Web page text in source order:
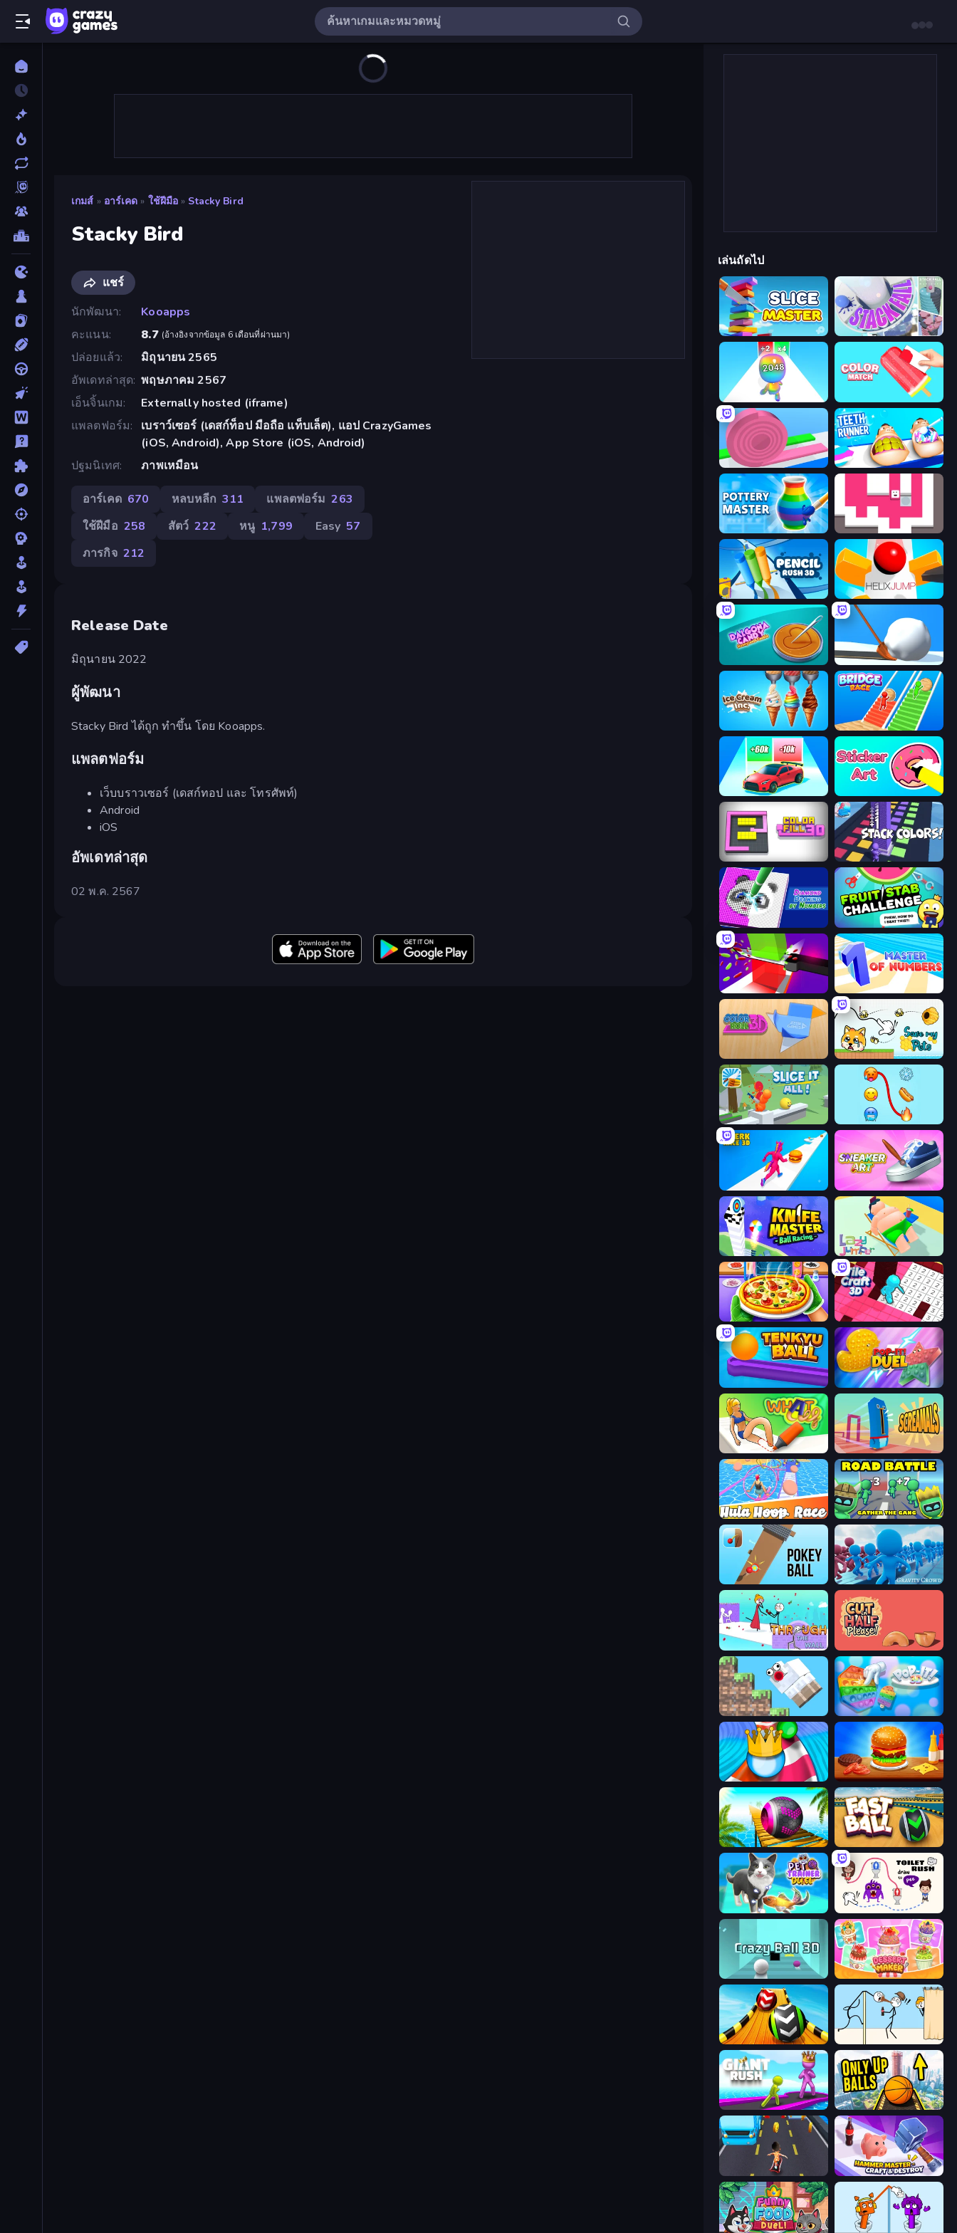
เกมส์ » อาร์เคด » ใช้ฝีมือ » Stacky Bird
Stacky Bird
แชร์
นักพัฒนา
Kooapps
คะแนน
8.7 (อ้างอิงจากข้อมูล 6 เดือนที่ผ่านมา)
ปล่อยแล้ว
มิถุนายน 2565
อัพเดทล่าสุด พฤษภาคม 2567
เอ็นจิ้นเกม
Externally hosted (iframe)
แพลตฟอร์ม
เบราว์เซอร์ (เดสก์ท็อป มือถือ แท็บเล็ต), แอป CrazyGames
(iOS, Android), App Store (iOS, Android)
ปฐมนิเทศ
ภาพเหมือน
อาร์เคด 670 หลบหลีก 311 แพลตฟอร์ม 263
ใช้ฝีมือ 258 สัตว์ 222 หนู 1,799 Easy 57
ภารกิจ 212
Release Date
มิถุนายน 2022
ผู้พัฒนา
Stacky Bird ได้ถูก ทำขึ้น โดย Kooapps.
แพลตฟอร์ม
เว็บบราวเซอร์ (เดสก์ทอป และ โทรศัพท์)
Android
iOS
อัพเดทล่าสุด
02 พ.ค. 2567
เล่นถัดไป
Slice Master Stack Fall
Man Runner 2048
Layers Roll Teeth Runner
Pottery Master Just Slide (Remastered)
Pencil Rush Helix Jump
Dalgona Candy Honeycomb Cookie Shovel 3D
Ice Cream Inc. Bridge Race
Color Fill 3D Stack Colors
Fruit Stab Challenge
Jelly Restaurant Master of Numbers
Save My Pets
Slice It All! Emoji Puzzle!
Twerk Race 3D Sneaker Art
Knife Master: Ball Racing Lazy Jumper
Pizza Maker Tile Craft 3D
Tenkyu Ball Pop It! Duel
What a Leg Screamals
Hula Hoop Race Road Battle: Gather the Gang
Pokey Ball Gravity Crowd
Through the Wall Cut in Half, Please!
Crazy Sheep Pop It 3D
Aquapark Balls Party Burger Cafe
Rolling Balls Sea Race Fast Ball Jump
Pet Trainer Duel
Crazy Ball 3D Dessert Maker
Sky Balls 3D Gomu Goman
Giant Rush! Only Up Balls
Hammer Master－Craft & Destroy!